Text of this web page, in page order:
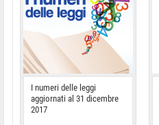
I numeri delle leggi
aggiornati al 31 dicembre
2017